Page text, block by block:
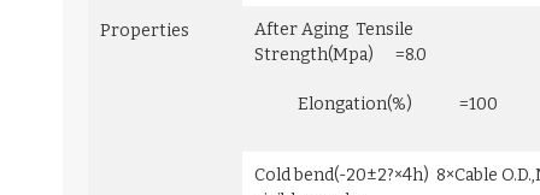
Properties
After Aging Tensile
Strength(Mpa) =8.0
Elongation(%) =100
Cold bend(-20±2?×4h) 8×Cable